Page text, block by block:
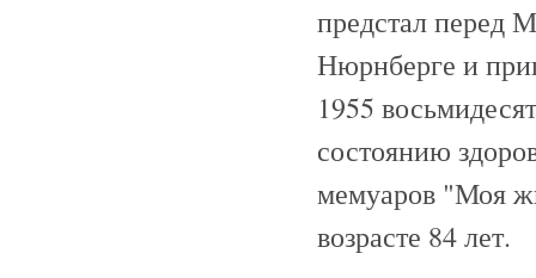
предстал перед
Нюрнберге и
1955
состоянию
мемуаров "Моя
возрасте 84 лет.